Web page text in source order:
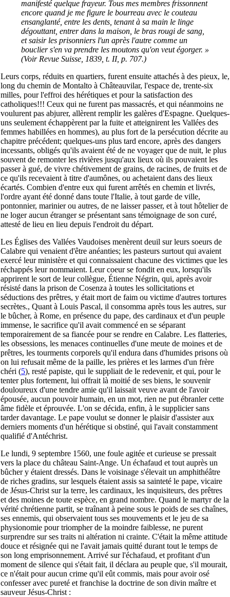
manifesté quelque frayeur. Tous mes membres frissonnent
encore quand je me figure le bourreau avec le couteau
ensanglanté, entre les dents, tenant à sa main le linge
dégouttant, entrer dans la maison, le bras rougi de sang,
et saisir les prisonniers l'un après l'autre comme un
bouclier s'en va prendre les moutons qu'on veut égorger. »
(Voir Revue Suisse, 1839, t. II, p. 707.)
Leurs corps, réduits en quartiers, furent ensuite attachés à des pieux, le,
long du chemin de Montalto à Châteauvilar, l'espace de, trente-six
milles, pour l'effroi des hérétiques et pour la satisfaction des
catholiques!!! Ceux qui ne furent pas massacrés, et qui néanmoins ne
voulurent pas abjurer, allèrent remplir les galères d'Espagne. Quelques-
uns seulement échappèrent par la fuite et atteignirent les Vallées des
femmes habillées en hommes), au plus fort de la persécution décrite au
chapitre précédent; quelques-uns plus tard encore, après des dangers
incessants, obligés qu'ils avaient été de ne voyager que de nuit, le plus
souvent de remonter les rivières jusqu'aux lieux où ils pouvaient les
passer à gué, de vivre chétivement de grains, de racines, de fruits et de
ce qu'ils recevaient à titre d'aumônes, ou achetaient dans des lieux
écartés. Combien d'entre eux qui furent arrêtés en chemin et livrés,
l'ordre ayant été donné dans toute l'Italie, à tout garde de ville,
pontonnier, marinier ou autres, de ne laisser passer, et à tout hôtelier de
ne loger aucun étranger se présentant sans témoignage de son curé,
attesté de lieu en lieu depuis l'endroit du départ.
Les Églises des Vallées Vaudoises menèrent deuil sur leurs soeurs de
Calabre qui venaient d'être anéanties; les pasteurs surtout qui avaient
exercé leur ministère et qui connaissaient chacune des victimes que les
réchappés leur nommaient. Leur coeur se fondit en eux, lorsqu'ils
apprirent le sort de leur collègue, Étienne Négrin, qui, après avoir
résisté dans la prison de Cosenza à toutes les sollicitations et
séductions des prêtres, y était mort de faim ou victime d'autres tortures
secrètes., Quant à Louis Pascal, il consomma après tous les autres, sur
le bûcher, à Rome, en présence du pape, des cardinaux et d'un peuple
immense, le sacrifice qu'il avait commencé en se séparant
temporairement de sa fiancée pour se rendre en Calabre. Les flatteries,
les obsessions, les menaces continuelles d'une meute de moines et de
prêtres, les tourments corporels qu'il endura dans d'humides prisons où
on lui refusait même de la paille, les prières et les larmes d'un frère
chéri (5), resté papiste, qui le suppliait de le redevenir, et qui, pour le
tenter plus fortement, lui offrait là moitié de ses biens, le souvenir
douloureux d'une tendre amie qu'il laissait veuve avant de l'avoir
épousée, aucun pouvoir humain, en un mot, rien ne put ébranler cette
âme fidèle et éprouvée. L'on se décida, enfin, à le supplicier sans
tarder davantage. Le pape voulut se donner le plaisir d'assister aux
derniers moments d'un hérétique si obstiné, qui l'avait constamment
qualifié d'Antéchrist.
Le lundi, 9 septembre 1560, une foule agitée et curieuse se pressait
vers la place du château Saint-Ange. Un échafaud et tout auprès un
bûcher y étaient dressés. Dans le voisinage s'élevait un amphithéâtre
de riches gradins, sur lesquels étaient assis sa sainteté le pape, vicaire
de Jésus-Christ sur la terre, les cardinaux, les inquisiteurs, des prêtres
et des moines de toute espèce, en grand nombre. Quand le martyr de la
vérité chrétienne partit, se traînant à peine sous le poids de ses chaînes,
ses ennemis, qui observaient tous ses mouvements et le jeu de sa
physionomie pour triompher de la moindre faiblesse, ne purent
surprendre sur ses traits ni altération ni crainte. C'était la même attitude
douce et résignée qui ne l'avait jamais quitté durant tout le temps de
son long emprisonnement. Arrivé sur l'échafaud, et profitant d'un
moment de silence qui s'était fait, il déclara au peuple que, s'il mourait,
ce n'était pour aucun crime qu'il eût commis, mais pour avoir osé
confesser avec pureté et franchise la doctrine de son divin maître et
sauveur Jésus-Christ :